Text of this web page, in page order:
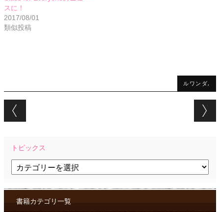
スに！
2017/08/01
類似投稿
ルワンダ,
Post navigation
トピックス
ク
ス書籍カテゴリ一覧